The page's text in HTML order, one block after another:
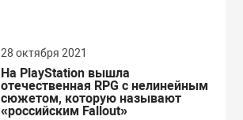
28 октября 2021
На PlayStation вышла
отечественная RPG с нелинейным
сюжетом, которую называют
«российским Fallout»